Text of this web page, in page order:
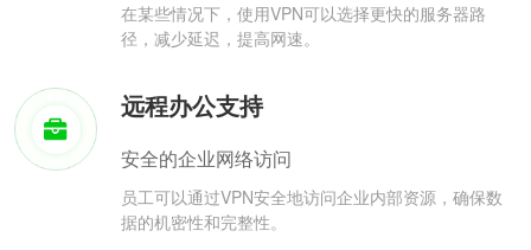
在某些情况下，使用VPN可以选择更快的服务器路
径，减少延迟，提高网速。
远程办公支持
安全的企业网络访问
员工可以通过VPN安全地访问企业内部资源，确保数
据的机密性和完整性。